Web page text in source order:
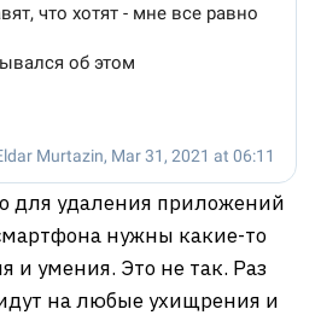
для удаления приложений
нужны какие-то
и умения. Это не так. Раз
на любые ухищрения и